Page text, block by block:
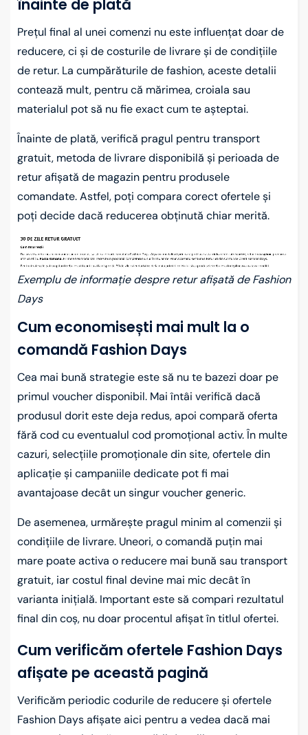
înainte de plată
Prețul final al unei comenzi nu este influențat doar de
reducere, ci și de costurile de livrare și de condițiile
de retur. La cumpărăturile de fashion, aceste detalii
contează mult, pentru că mărimea, croiala sau
materialul pot să nu fie exact cum te așteptai.
Înainte de plată, verifică pragul pentru transport
gratuit, metoda de livrare disponibilă și perioada de
retur afișată de magazin pentru produsele
comandate. Astfel, poți compara corect ofertele și
poți decide dacă reducerea obținută chiar merită.
Exemplu de informație despre retur afișată de Fashion
Days
Cum economisești mai mult la o
comandă Fashion Days
Cea mai bună strategie este să nu te bazezi doar pe
primul voucher disponibil. Mai întâi verifică dacă
produsul dorit este deja redus, apoi compară oferta
fără cod cu eventualul cod promoțional activ. În multe
cazuri, selecțiile promoționale din site, ofertele din
aplicație și campaniile dedicate pot fi mai
avantajoase decât un singur voucher generic.
De asemenea, urmărește pragul minim al comenzii și
condițiile de livrare. Uneori, o comandă puțin mai
mare poate activa o reducere mai bună sau transport
gratuit, iar costul final devine mai mic decât în
varianta inițială. Important este să compari rezultatul
final din coș, nu doar procentul afișat în titlul ofertei.
Cum verificăm ofertele Fashion Days
afișate pe această pagină
Verificăm periodic codurile de reducere și ofertele
Fashion Days afișate aici pentru a vedea dacă mai